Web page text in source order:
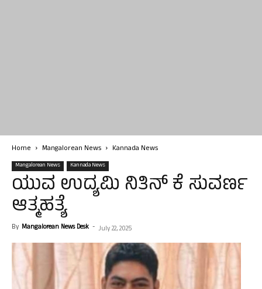
Home Mangalorean News Kannada News
Mangalorean News Kannada News
ಯುವ ಉದ್ಯಮಿ ನಿತಿನ್ ಕೆ ಸುವರ್ಣ
ಆತ್ಮಹತ್ಯೆ
By Mangalorean News Desk - July 22, 2025